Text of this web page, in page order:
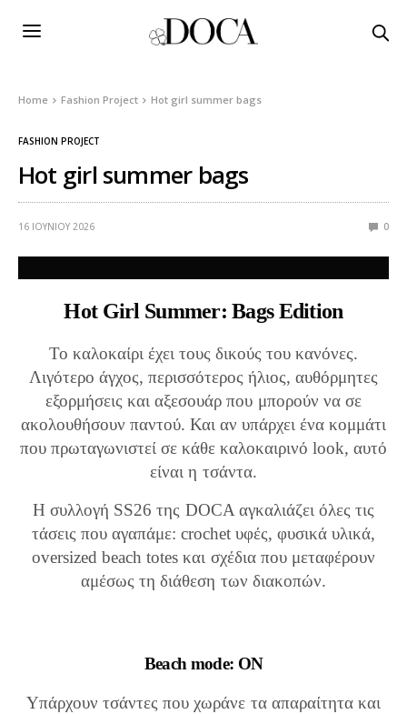
Home Fashion Project Hot girl summer bags
FASHION PROJECT
Hot girl summer bags
16 ΙΟΥΝΊΟΥ 2026 0
Hot Girl Summer: Bags Edition
Το καλοκαίρι έχει τους δικούς του κανόνες.
Λιγότερο άγχος, περισσότερος ήλιος, αυθόρμητες
εξορμήσεις και αξεσουάρ που μπορούν να σε
ακολουθήσουν παντού. Και αν υπάρχει ένα κομμάτι
που πρωταγωνιστεί σε κάθε καλοκαιρινό look, αυτό
είναι η τσάντα.
Η συλλογή SS26 της DOCA αγκαλιάζει όλες τις
τάσεις που αγαπάμε: crochet υφές, φυσικά υλικά,
oversized beach totes και σχέδια που μεταφέρουν
αμέσως τη διάθεση των διακοπών.
Beach mode: ON
Υπάρχουν τσάντες που χωράνε τα απαραίτητα και